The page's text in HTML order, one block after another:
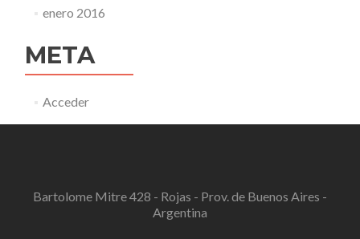
enero 2016
META
Acceder
Bartolome Mitre 428 - Rojas - Prov. de Buenos Aires -
Argentina